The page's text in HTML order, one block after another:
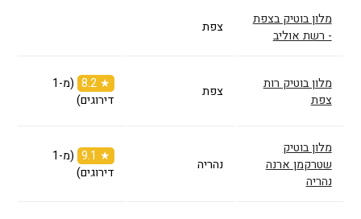
מלון בוטיק בצפת
- רשת אוליב
צפת
מלון בוטיק רות
צפת
צפת ★ 8.2
(מ-1
דירוגים)
מלון בוטיק
שטרקמן ארנה
נהריה
נהריה
★ 9.1
(מ-1
דירוגים)